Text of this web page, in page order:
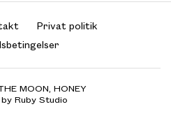
Privat politik
MOON, HONEY
Ruby Studio